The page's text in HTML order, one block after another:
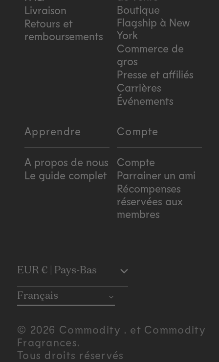
Livraison
Retours et
remboursements
Boutique
Flagship à New
York
Commerce de
gros
Presse et affiliés
Carrières
Événements
Apprendre
A propos de nous
Le guide complet
Compte
Compte
Parrainer un ami
Récompenses
réservées aux
membres
C
o
u
n
EUR € | Pays-Bas
Français
© 2026 Commodity . et Commodity
Fragrances.
Tous droits réservés